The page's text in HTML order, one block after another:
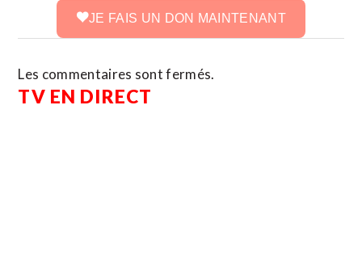
JE FAIS UN DON MAINTENANT
Les commentaires sont fermés.
TV EN DIRECT